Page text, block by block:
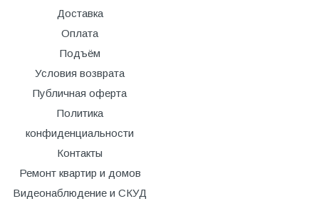
Доставка
Оплата
Подъём
Условия возврата
Публичная оферта
Политика
конфиденциальности
Контакты
Ремонт квартир и домов
Видеонаблюдение и СКУД